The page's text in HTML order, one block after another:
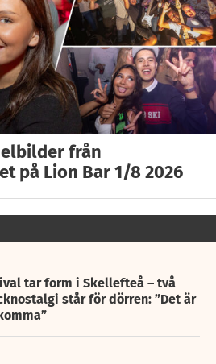
från
på Lion Bar 1/8 2026
tar form i Skellefteå – två
står för dörren: ”Det är